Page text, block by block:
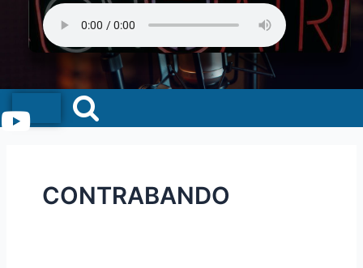
Menu
CONTRABANDO